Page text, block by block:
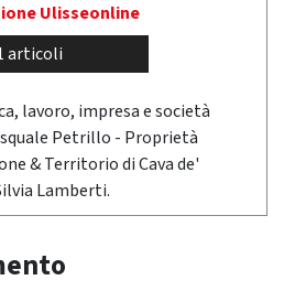
Ulisseonline
articoli
lavoro, impresa e società
Petrillo - Proprietà
& Territorio di Cava de'
Lamberti.